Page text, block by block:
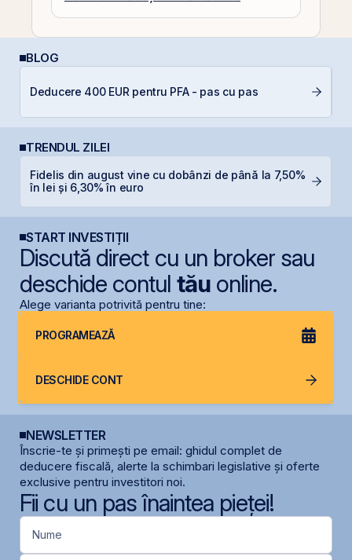
BLOG
Deducere 400 EUR pentru PFA - pas cu pas
TRENDUL ZILEI
Fidelis din august vine cu dobânzi de până la 7,50%
în lei și 6,30% în euro
START INVESTIȚII
Discută direct cu un broker sau
deschide contul tăuonline.
Alege varianta potrivită pentru tine:
PROGRAMEAZĂ
DESCHIDE CONT
NEWSLETTER
Înscrie-te și primești pe email: ghidul complet de
deducere fiscală, alerte la schimbari legislative și oferte
exclusive pentru investitori noi.
Fii cu un pas înaintea pieței!
Nume